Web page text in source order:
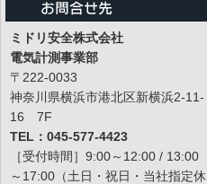
ミドリ安全株式会社
電気計測事業部
〒222-0033
神奈川県横浜市港北区新横浜2-11-
16 7F
TEL：045-577-4423
［受付時間］9:00～12:00 / 13:00
～17:00（土日・祝日・当社指定休